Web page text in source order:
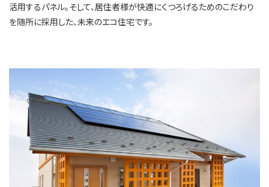
活用するパネル。そして、居住者様が快適にくつろげるためのこだわり
を随所に採用した、未来のエコ住宅です。